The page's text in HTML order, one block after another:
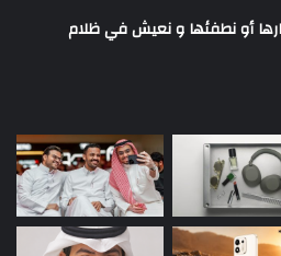
أو نطفئها و نعيش في ظلام